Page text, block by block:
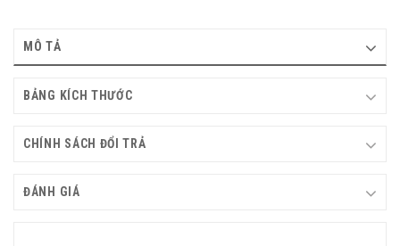
MÔ TẢ
BẢNG KÍCH THƯỚC
CHÍNH SÁCH ĐỔI TRẢ
ĐÁNH GIÁ